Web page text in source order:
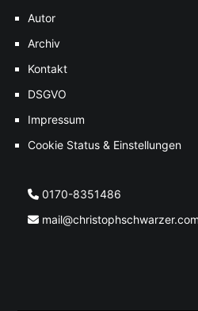
Autor
Archiv
Kontakt
DSGVO
Impressum
Cookie Status & Einstellungen
0170-8351486
mail@christophschwarzer.com